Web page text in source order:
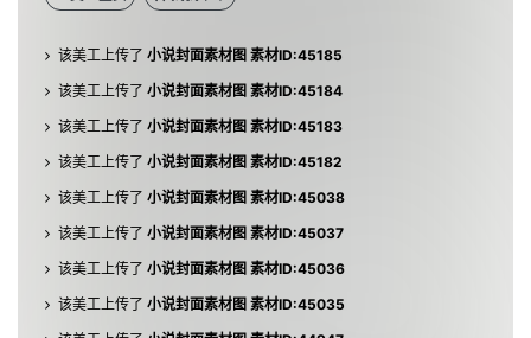
该美工上传了 小说封面素材图 素材ID:45185
该美工上传了 小说封面素材图 素材ID:45184
该美工上传了 小说封面素材图 素材ID:45183
该美工上传了 小说封面素材图 素材ID:45182
该美工上传了 小说封面素材图 素材ID:45038
该美工上传了 小说封面素材图 素材ID:45037
该美工上传了 小说封面素材图 素材ID:45036
该美工上传了 小说封面素材图 素材ID:45035